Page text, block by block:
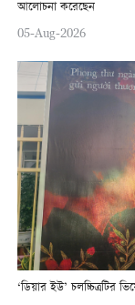
আলোচনা করেছেন
05-Aug-2026
‘ডিয়ার ইউ’ চলচ্চিত্রটির